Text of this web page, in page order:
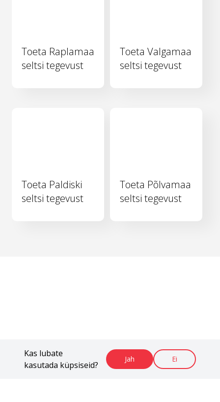
Kas lubate
kasutada küpsiseid?
Jah Ei
Toeta Raplamaa
seltsi tegevust
Toeta Valgamaa
seltsi tegevust
Toeta Paldiski
seltsi tegevust
Toeta Põlvamaa
seltsi tegevust